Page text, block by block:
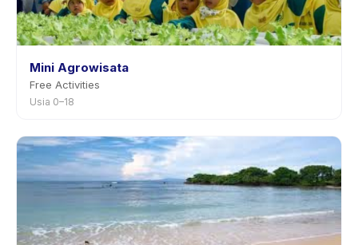
Mini Agrowisata
Free Activities
Usia 0–18